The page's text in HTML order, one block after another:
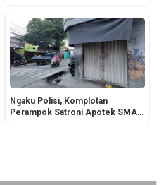
Ngaku Polisi, Komplotan
Perampok Satroni Apotek SMA